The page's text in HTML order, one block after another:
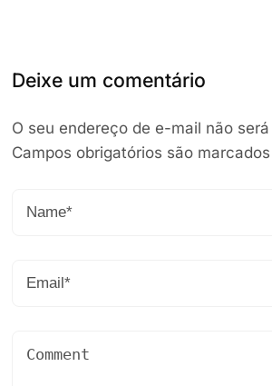
Deixe um comentário
O seu endereço de e-mail não
Campos obrigatórios são